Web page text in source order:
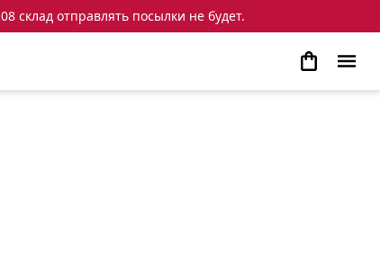
склад отправлять посылки не будет.